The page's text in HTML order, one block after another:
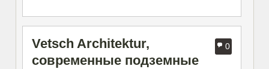
0
Vetsch Architektur,
современные подземные